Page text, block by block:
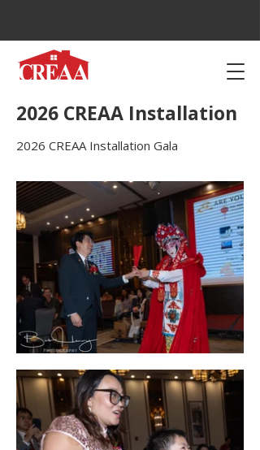
2026 CREAA Installation
2026 CREAA Installation Gala